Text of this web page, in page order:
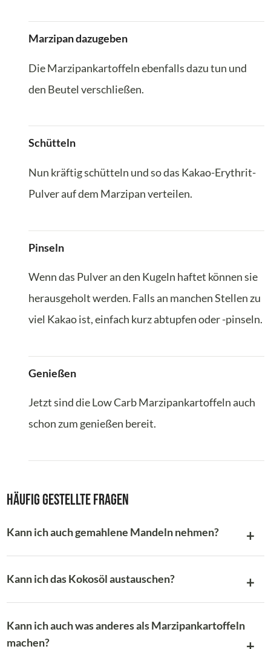
Marzipan dazugeben
Die Marzipankartoffeln ebenfalls dazu tun und
den Beutel verschließen.
Schütteln
Nun kräftig schütteln und so das Kakao-Erythrit-
Pulver auf dem Marzipan verteilen.
Pinseln
Wenn das Pulver an den Kugeln haftet können sie
herausgeholt werden. Falls an manchen Stellen zu
viel Kakao ist, einfach kurz abtupfen oder -pinseln.
Genießen
Jetzt sind die Low Carb Marzipankartoffeln auch
schon zum genießen bereit.
Häufig gestellte Fragen
Kann ich auch gemahlene Mandeln nehmen?
Kann ich das Kokosöl austauschen?
Kann ich auch was anderes als Marzipankartoffeln
machen?